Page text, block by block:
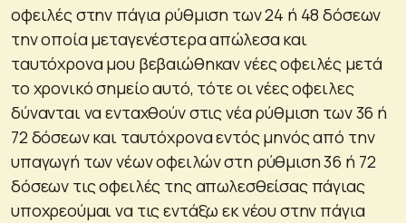
οφειλές στην πάγια ρύθμιση των 24 ή 48 δόσεων
την οποία μεταγενέστερα απώλεσα και
ταυτόχρονα μου βεβαιώθηκαν νέες οφειλές μετά
το χρονικό σημείο αυτό, τότε οι νέες οφειλες
δύνανται να ενταχθούν στις νέα ρύθμιση των 36 ή
72 δόσεων και ταυτόχρονα εντός μηνός από την
υπαγωγή των νέων οφειλών στη ρύθμιση 36 ή 72
δόσεων τις οφειλές της απωλεσθείσας πάγιας
υποχρεούμαι να τις εντάξω εκ νέου στην πάγια